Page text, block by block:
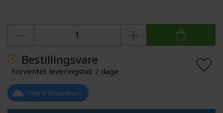
Bestillingsvare
Forventet leveringstid: 7 dage
Tilføj til Ønskeskyen